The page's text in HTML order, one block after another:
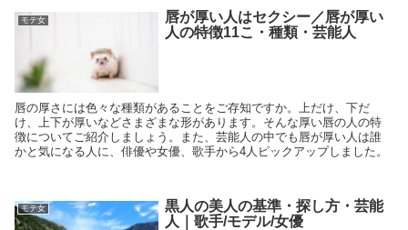
モテ女
唇が厚い人はセクシー／唇が厚い
人の特徴11こ・種類・芸能人
唇の厚さには色々な種類があることをご存知ですか。上だけ、下だ
け、上下が厚いなどさまざまな形があります。そんな厚い唇の人の特
徴についてご紹介しましょう。また、芸能人の中でも唇が厚い人は誰
かと気になる人に、俳優や女優、歌手から4人ピックアップしました。
モテ女
黒人の美人の基準・探し方・芸能
人｜歌手/モデル/女優